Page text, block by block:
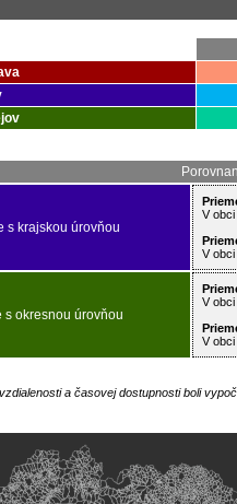
s krajskou úrovňou
V
V
s okresnou úrovňou
V
V
a časovej dostupnosti boli